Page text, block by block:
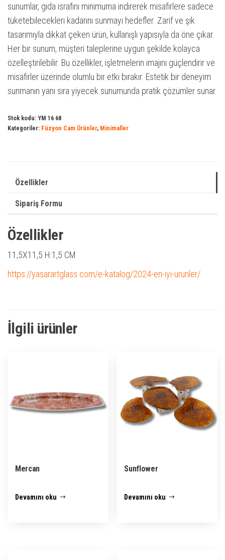
sunumlar, gıda israfını minimuma indirerek misafirlere sadece
tüketebilecekleri kadarını sunmayı hedefler. Zarif ve şık
tasarımıyla dikkat çeken ürün, kullanışlı yapısıyla da öne çıkar.
Her bir sunum, müşteri taleplerine uygun şekilde kolayca
özelleştirilebilir. Bu özellikler, işletmelerin imajını güçlendirir ve
misafirler üzerinde olumlu bir etki bırakır. Estetik bir deneyim
sunmanın yanı sıra yiyecek sunumunda pratik çözümler sunar.
Stok kodu: YM 16 68
Kategoriler: Füzyon Cam Ürünler, Minimaller
Özellikler
Sipariş Formu
Özellikler
11,5X11,5 H:1,5 CM
https://yasarartglass.com/e-katalog/2024-en-iyi-urunler/
İlgili ürünler
Mercan
Devamını oku
Sunflower
Devamını oku